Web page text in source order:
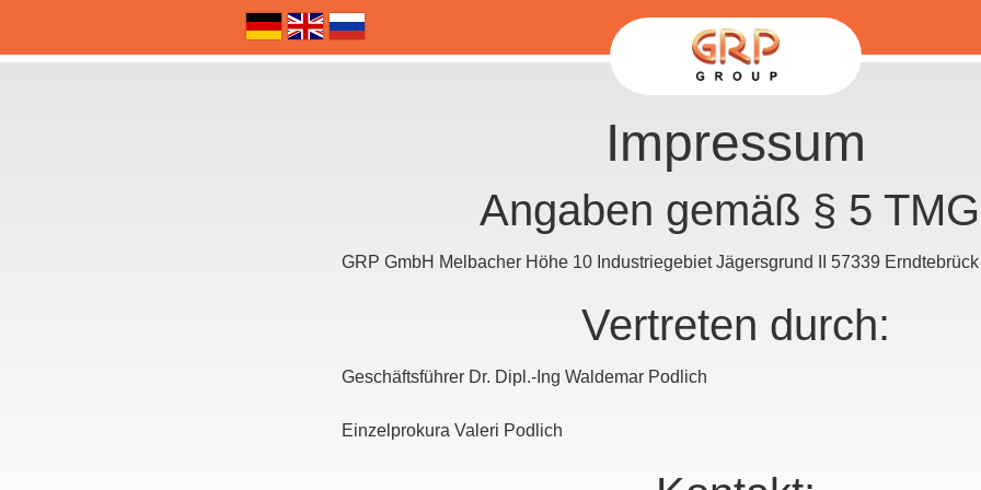
Impressum
Angaben gemäß § 5
GRP GmbH Melbacher Höhe 10 Industriegebiet Jägersgrund II 57339 Erndtebrück
Vertreten durch:
Geschäftsführer Dr. Dipl.-Ing Waldemar Podlich
Einzelprokura Valeri Podlich